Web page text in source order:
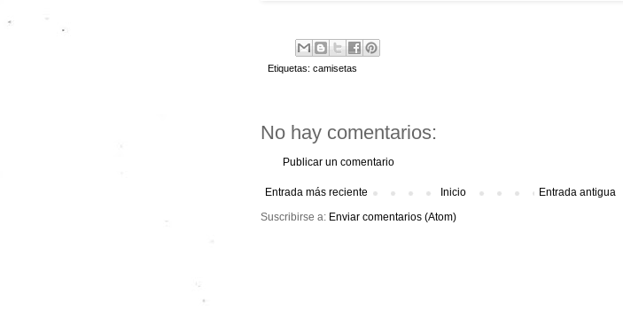
Etiquetas: camisetas
No hay comentarios:
Publicar un comentario
Entrada más reciente Entrada antigua
Inicio
Suscribirse a: Enviar comentarios (Atom)